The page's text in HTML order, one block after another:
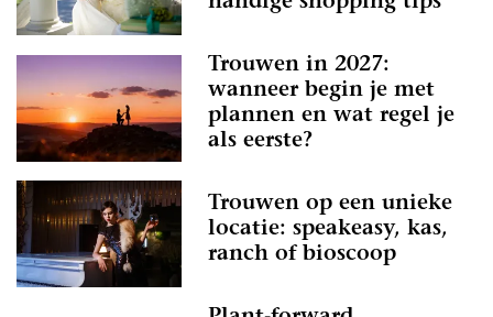
Trouwen in 2027:
wanneer begin je met
plannen en wat regel je
als eerste?
Trouwen op een unieke
locatie: speakeasy, kas,
ranch of bioscoop